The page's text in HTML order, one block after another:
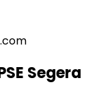
Segera